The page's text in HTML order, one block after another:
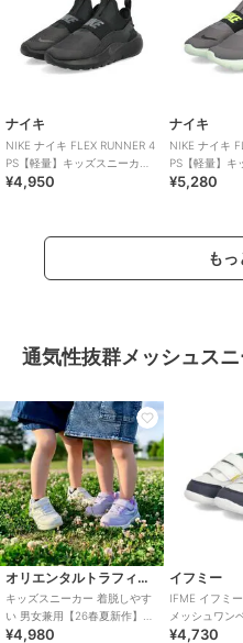
ナイキ
NIKE ナイキ FLEX RUNNER 4
PS【軽量】キッズスニーカー
スリッポン 子供靴
¥4,950
ナイキ
NIKE ナイキ
PS【軽量】キ
スリッポン 子
¥5,280
もっ
通気性抜群メッシュス
オリエンタルトラフィック
キッズスニーカー 着脱しやす
い 男女兼用【26春夏新作】ベ
ルクロベルトメッシュスニー
¥4,980
イフミー
IFME イフミ
メッシュワン
ー【軽量】キ
¥4,730